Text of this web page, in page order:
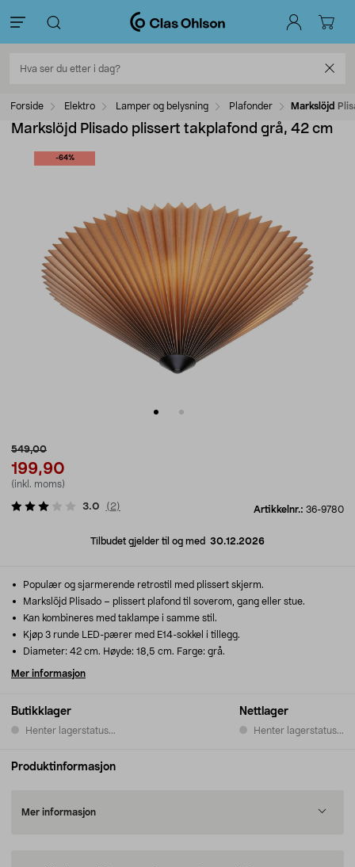
Forside Elektro Lamper og belysning Plafonder Markslöjd
Markslöjd Plisado plissert takplafond grå, 42 cm
-64%
549,00
199,90
(inkl. moms)
Artikkelnr.: 36-9780
3.0 ( 2)
Tilbudet gjelder til og med 30.12.2026
Butikklager
Henter lagerstatus...
Nettlager
Henter lagerstatus...
Populær og sjarmerende retrostil med plissert skjerm.
Markslöjd Plisado – plissert plafond til soverom, gang eller stue.
Kan kombineres med taklampe i samme stil.
Kjøp 3 runde LED-pærer med E14-sokkel i tillegg.
Diameter: 42 cm. Høyde: 18,5 cm. Farge: grå.
Mer informasjon
Produktinformasjon
Mer informasjon